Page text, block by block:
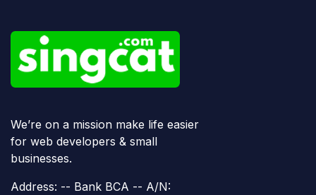
We’re on a mission make life easier
for web developers & small
businesses.
Address: -- Bank BCA -- A/N: